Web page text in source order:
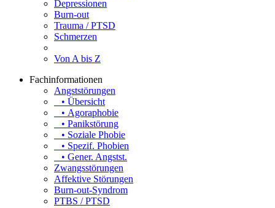
Depressionen
Burn-out
Trauma / PTSD
Schmerzen
Von A bis Z
Fachinformationen
Angststörungen
• Übersicht
• Agoraphobie
• Panikstörung
• Soziale Phobie
• Spezif. Phobien
• Gener. Angstst.
Zwangsstörungen
Affektive Störungen
Burn-out-Syndrom
PTBS / PTSD